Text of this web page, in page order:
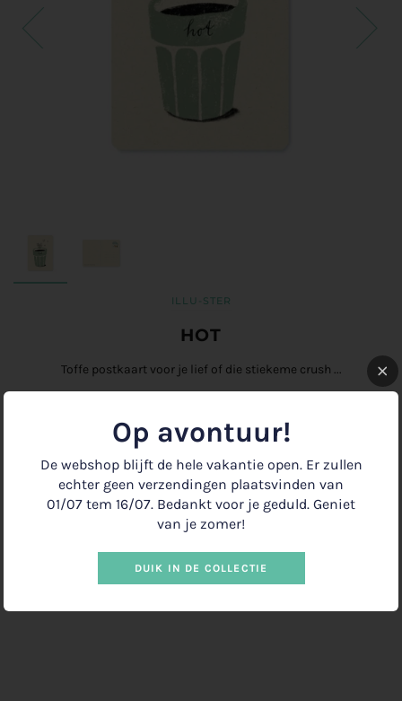
ILLU-STER
HOT
Toffe postkaart voor je lief of die stiekeme crush ...
Gedrukt op Paperwise papier, een duurzame papiersoort gemaakt
− +
IN WINKELMANDJE • €2.00
Op avontuur!
De webshop blijft de hele vakantie open. Er zullen
echter geen verzendingen plaatsvinden van
01/07 tem 16/07. Bedankt voor je geduld. Geniet
van je zomer!
DUIK IN DE COLLECTIE